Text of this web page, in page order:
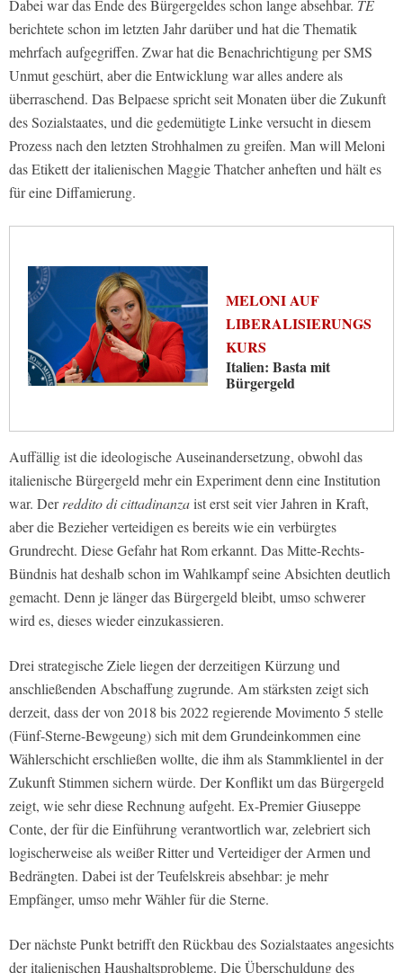
Dabei war das Ende des Bürgergeldes schon lange absehbar. TE
berichtete schon im letzten Jahr darüber und hat die Thematik
mehrfach aufgegriffen. Zwar hat die Benachrichtigung per SMS
Unmut geschürt, aber die Entwicklung war alles andere als
überraschend. Das Belpaese spricht seit Monaten über die Zukunft
des Sozialstaates, und die gedemütigte Linke versucht in diesem
Prozess nach den letzten Strohhalmen zu greifen. Man will Meloni
das Etikett der italienischen Maggie Thatcher anheften und hält es
für eine Diffamierung.
MELONI AUF
LIBERALISIERUNGS
KURS
Italien: Basta mit
Bürgergeld
Auffällig ist die ideologische Auseinandersetzung, obwohl das
italienische Bürgergeld mehr ein Experiment denn eine Institution
war. Derreddito di cittadinanzaist erst seit vier Jahren in Kraft,
aber die Bezieher verteidigen es bereits wie ein verbürgtes
Grundrecht. Diese Gefahr hat Rom erkannt. Das Mitte-Rechts-
Bündnis hat deshalb schon im Wahlkampf seine Absichten deutlich
gemacht. Denn je länger das Bürgergeld bleibt, umso schwerer
wird es, dieses wieder einzukassieren.
Drei strategische Ziele liegen der derzeitigen Kürzung und
anschließenden Abschaffung zugrunde. Am stärksten zeigt sich
derzeit, dass der von 2018 bis 2022 regierende Movimento 5 stelle
(Fünf-Sterne-Bewgeung) sich mit dem Grundeinkommen eine
Wählerschicht erschließen wollte, die ihm als Stammklientel in der
Zukunft Stimmen sichern würde. Der Konflikt um das Bürgergeld
zeigt, wie sehr diese Rechnung aufgeht. Ex-Premier Giuseppe
Conte, der für die Einführung verantwortlich war, zelebriert sich
logischerweise als weißer Ritter und Verteidiger der Armen und
Bedrängten. Dabei ist der Teufelskreis absehbar: je mehr
Empfänger, umso mehr Wähler für die Sterne.
Der nächste Punkt betrifft den Rückbau des Sozialstaates angesichts
der italienischen Haushaltsprobleme. Die Überschuldung des